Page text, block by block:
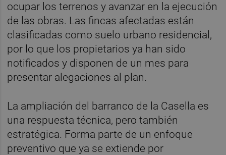
ocupar los terrenos y avanzar en la ejecución
de las obras. Las fincas afectadas están
clasificadas como suelo urbano residencial,
por lo que los propietarios ya han sido
notificados y disponen de un mes para
presentar alegaciones al plan.
La ampliación del barranco de la Casella es
una respuesta técnica, pero también
estratégica. Forma parte de un enfoque
preventivo que ya se extiende por